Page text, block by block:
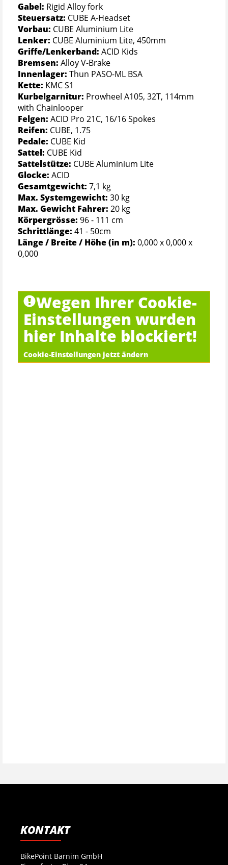
Gabel: Rigid Alloy fork
Steuersatz: CUBE A-Headset
Vorbau: CUBE Aluminium Lite
Lenker: CUBE Aluminium Lite, 450mm
Griffe/Lenkerband: ACID Kids
Bremsen: Alloy V-Brake
Innenlager: Thun PASO-ML BSA
Kette: KMC S1
Kurbelgarnitur: Prowheel A105, 32T, 114mm
with Chainlooper
Felgen: ACID Pro 21C, 16/16 Spokes
Reifen: CUBE, 1.75
Pedale: CUBE Kid
Sattel: CUBE Kid
Sattelstütze: CUBE Aluminium Lite
Glocke: ACID
Gesamtgewicht: 7,1 kg
Max. Systemgewicht: 30 kg
Max. Gewicht Fahrer: 20 kg
Körpergrösse: 96 - 111 cm
Schrittlänge: 41 - 50cm
Länge / Breite / Höhe (in m): 0,000 x 0,000 x
0,000
Wegen Ihrer Cookie-
Einstellungen wurden
hier Inhalte blockiert!
Cookie-Einstellungen jetzt ändern
KONTAKT
BikePoint Barnim GmbH